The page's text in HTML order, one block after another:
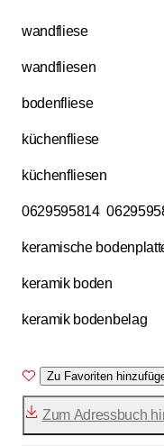
wandfliese
wandfliesen
bodenfliese
küchenfliese
küchenfliesen
0629595814
keramische
keramik boden
keramik bodenbelag
Zu Favoriten
Zum Adressbuch